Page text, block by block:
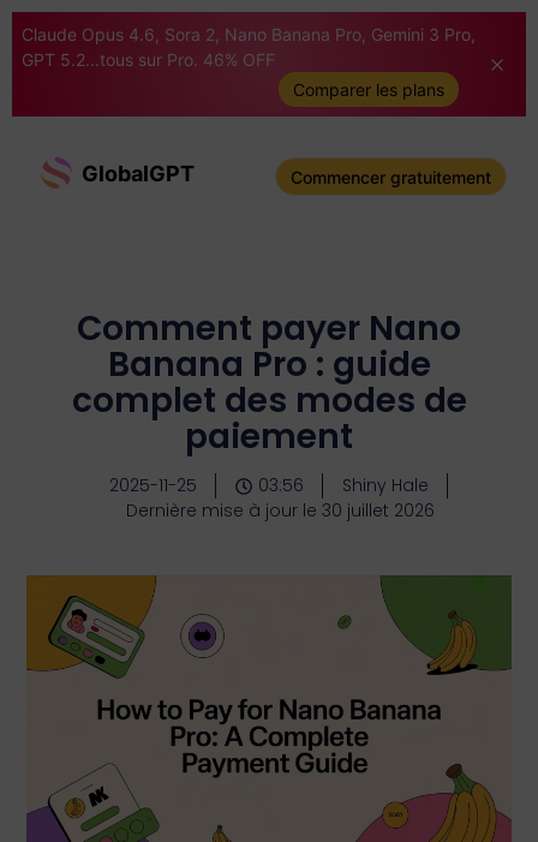
Claude Opus 4.6, Sora 2, Nano Banana Pro, Gemini 3 Pro,
GPT 5.2...tous sur Pro. 46% OFF
Comparer les plans
GlobalGPT Commencer gratuitement
Comment payer Nano
Banana Pro : guide
complet des modes de
paiement
2025-11-25 03:56
Shiny Hale
Dernière mise à jour le 30 juillet 2026